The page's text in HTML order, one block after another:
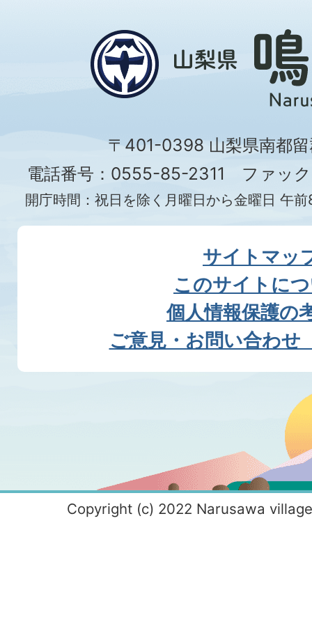
〒401-0398 山梨県南都
電話番号：0555-85-2311 ファッ
開庁時間：祝日を除く月曜日から金曜日 午
サイトマッ
このサイトに
個人情報保護の
ご意見・お問い合わせ
Copyright (c) 2022 Narusawa